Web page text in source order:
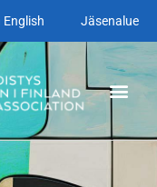
English Jäsenalue